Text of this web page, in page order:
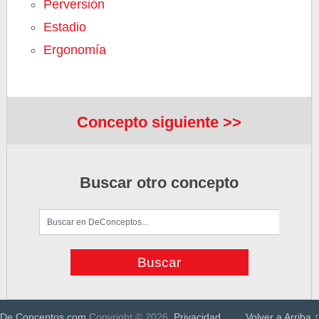
Perversión
Estadio
Ergonomía
Concepto siguiente >>
Buscar otro concepto